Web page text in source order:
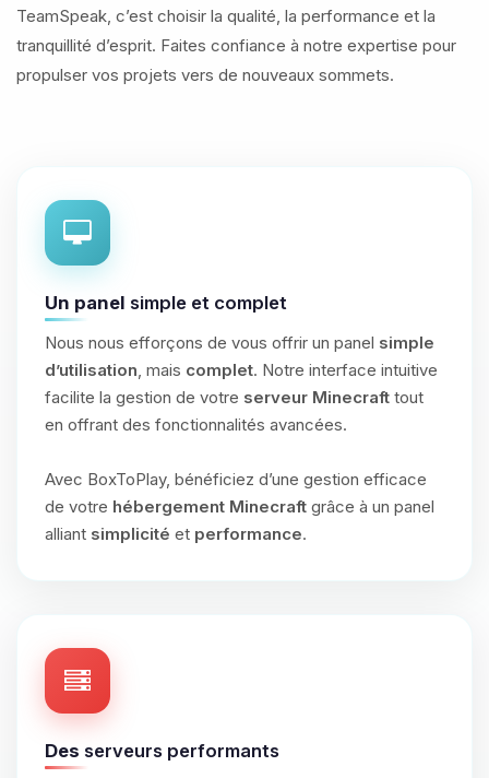
TeamSpeak, c’est choisir la qualité, la performance et la
tranquillité d’esprit. Faites confiance à notre expertise pour
propulser vos projets vers de nouveaux sommets.
Un panel simple et complet
Nous nous efforçons de vous offrir un panel simple
d’utilisation, mais complet. Notre interface intuitive
facilite la gestion de votre serveur Minecraft tout
en offrant des fonctionnalités avancées.
Avec BoxToPlay, bénéficiez d’une gestion efficace
de votre hébergement Minecraft grâce à un panel
alliant simplicité et performance.
Des serveurs performants